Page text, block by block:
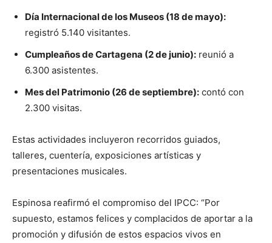
Día Internacional de los Museos (18 de mayo):
registró 5.140 visitantes.
Cumpleaños de Cartagena (2 de junio): reunió a
6.300 asistentes.
Mes del Patrimonio (26 de septiembre): contó con
2.300 visitas.
Estas actividades incluyeron recorridos guiados,
talleres, cuentería, exposiciones artísticas y
presentaciones musicales.
Espinosa reafirmó el compromiso del IPCC: “Por
supuesto, estamos felices y complacidos de aportar a la
promoción y difusión de estos espacios vivos en